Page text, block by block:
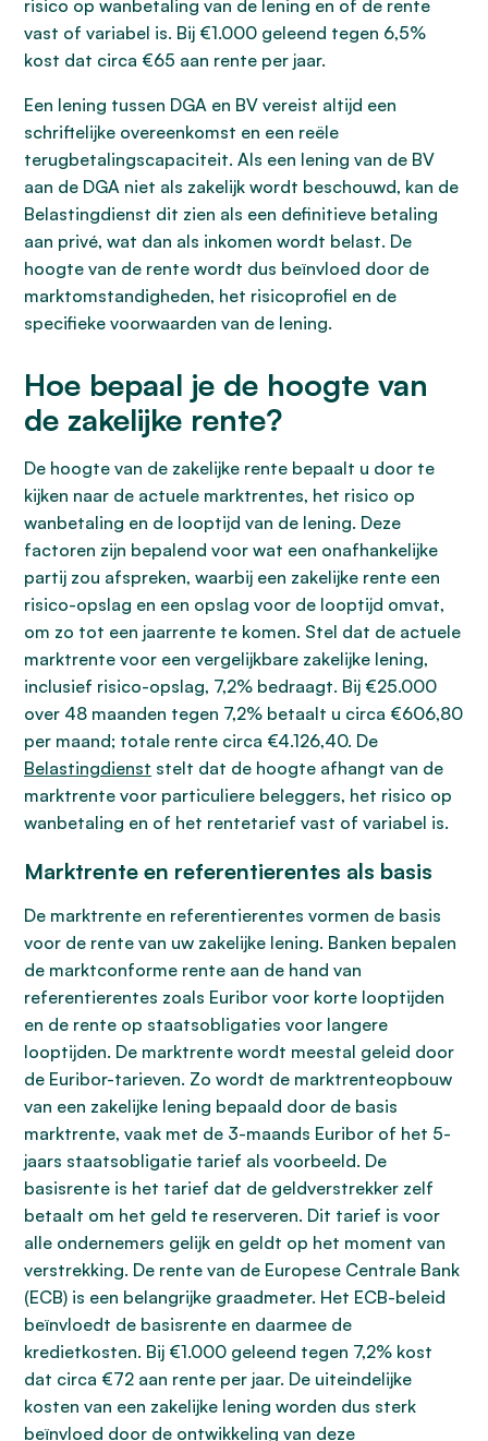
risico op wanbetaling van de lening en of de rente
vast of variabel is. Bij €1.000 geleend tegen 6,5%
kost dat circa €65 aan rente per jaar.
Een lening tussen DGA en BV vereist altijd een
schriftelijke overeenkomst en een reële
terugbetalingscapaciteit. Als een lening van de BV
aan de DGA niet als zakelijk wordt beschouwd, kan de
Belastingdienst dit zien als een definitieve betaling
aan privé, wat dan als inkomen wordt belast. De
hoogte van de rente wordt dus beïnvloed door de
marktomstandigheden, het risicoprofiel en de
specifieke voorwaarden van de lening.
Hoe bepaal je de hoogte van
de zakelijke rente?
De hoogte van de zakelijke rente bepaalt u door te
kijken naar de actuele marktrentes, het risico op
wanbetaling en de looptijd van de lening. Deze
factoren zijn bepalend voor wat een onafhankelijke
partij zou afspreken, waarbij een zakelijke rente een
risico-opslag en een opslag voor de looptijd omvat,
om zo tot een jaarrente te komen. Stel dat de actuele
marktrente voor een vergelijkbare zakelijke lening,
inclusief risico-opslag, 7,2% bedraagt. Bij €25.000
over 48 maanden tegen 7,2% betaalt u circa €606,80
per maand; totale rente circa €4.126,40. De
Belastingdienst stelt dat de hoogte afhangt van de
marktrente voor particuliere beleggers, het risico op
wanbetaling en of het rentetarief vast of variabel is.
Marktrente en referentierentes als basis
De marktrente en referentierentes vormen de basis
voor de rente van uw zakelijke lening. Banken bepalen
de marktconforme rente aan de hand van
referentierentes zoals Euribor voor korte looptijden
en de rente op staatsobligaties voor langere
looptijden. De marktrente wordt meestal geleid door
de Euribor-tarieven. Zo wordt de marktrenteopbouw
van een zakelijke lening bepaald door de basis
marktrente, vaak met de 3-maands Euribor of het 5-
jaars staatsobligatie tarief als voorbeeld. De
basisrente is het tarief dat de geldverstrekker zelf
betaalt om het geld te reserveren. Dit tarief is voor
alle ondernemers gelijk en geldt op het moment van
verstrekking. De rente van de Europese Centrale Bank
(ECB) is een belangrijke graadmeter. Het ECB-beleid
beïnvloedt de basisrente en daarmee de
kredietkosten. Bij €1.000 geleend tegen 7,2% kost
dat circa €72 aan rente per jaar. De uiteindelijke
kosten van een zakelijke lening worden dus sterk
beïnvloed door de ontwikkeling van deze